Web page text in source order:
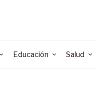
Educación Salud